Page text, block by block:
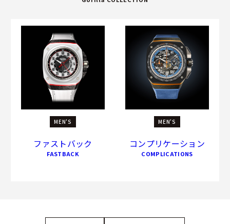
MEN'S
ファストバック
FASTBACK
MEN'S
コンプリケーション
COMPLICATIONS